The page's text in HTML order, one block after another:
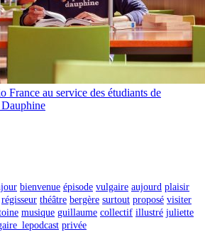
France au service des étudiants de
bienvenue épisode vulgaire aujourd plaisir
régisseur théâtre bergère surtout proposé visiter
musique guillaume collectif illustré juliette
privée